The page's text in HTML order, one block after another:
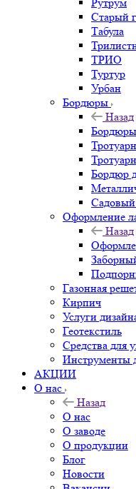
Старый
Табула
ТРИО
Туртур
Урбан
Бордюры
Назад
Бордюры
Бордюр
Оформление
Назад
Газонная
Кирпич
Услуги
Геотекстиль
Средства для
Инструменты
АКЦИИ
О нас
Назад
О нас
О заводе
О продукции
Блог
Новости